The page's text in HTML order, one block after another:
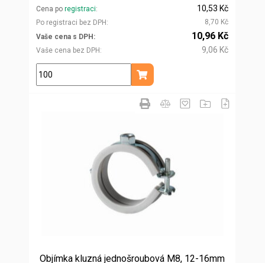
Cena po registraci
Po registraci bez DPH
10,53 Kč
8,70 Kč
Vaše cena s DPH
Vaše cena bez DPH
10,96 Kč
9,06 Kč
ks
Přidat do košíku
Objímka kluzná jednošroubová M8, 12-16mm